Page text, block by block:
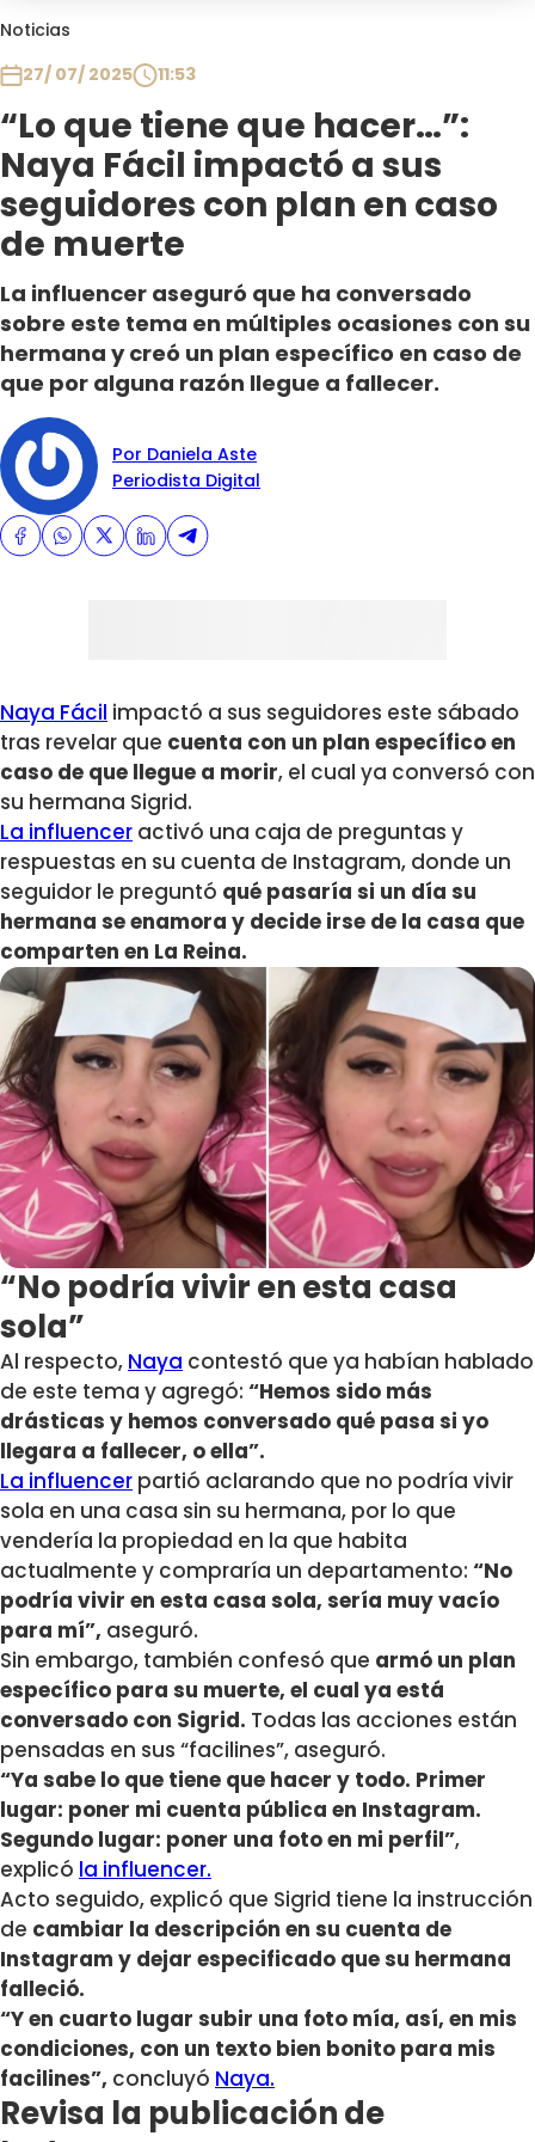
Noticias
27/ 07/ 2025
11:53
“Lo que tiene que hacer…”:
Naya Fácil impactó a sus
seguidores con plan en caso
de muerte
La influencer aseguró que ha conversado
sobre este tema en múltiples ocasiones con su
hermana y creó un plan específico en caso de
que por alguna razón llegue a fallecer.
Por Daniela Aste
Periodista Digital
Naya Fácil impactó a sus seguidores este sábado
tras revelar que cuenta con un plan específico en
caso de que llegue a morir, el cual ya conversó con
su hermana Sigrid.
La influencer activó una caja de preguntas y
respuestas en su cuenta de Instagram, donde un
seguidor le preguntó qué pasaría si un día su
hermana se enamora y decide irse de la casa que
comparten en La Reina.
“No podría vivir en esta casa
sola”
Al respecto, Naya contestó que ya habían hablado
de este tema y agregó: “Hemos sido más
drásticas y hemos conversado qué pasa si yo
llegara a fallecer, o ella”.
La influencer partió aclarando que no podría vivir
sola en una casa sin su hermana, por lo que
vendería la propiedad en la que habita
actualmente y compraría un departamento: “No
podría vivir en esta casa sola, sería muy vacío
para mí”, aseguró.
Sin embargo, también confesó que armó un plan
específico para su muerte, el cual ya está
conversado con Sigrid. Todas las acciones están
pensadas en sus “facilines”, aseguró.
“Ya sabe lo que tiene que hacer y todo. Primer
lugar: poner mi cuenta pública en Instagram.
Segundo lugar: poner una foto en mi perfil”,
explicó la influencer.
Acto seguido, explicó que Sigrid tiene la instrucción
de cambiar la descripción en su cuenta de
Instagram y dejar especificado que su hermana
falleció.
“Y en cuarto lugar subir una foto mía, así, en mis
condiciones, con un texto bien bonito para mis
facilines”, concluyó Naya.
Revisa la publicación de
Plan Perfecto
El Tiempo
Sabingo
Todos Los Programas